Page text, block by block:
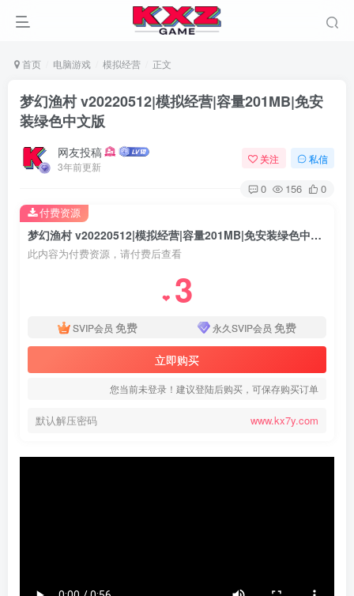
首页 电脑游戏 模拟经营 正文
梦幻渔村 v20220512|模拟经营|容量201MB|免安
装绿色中文版
网友投稿
3年前更新
关注 私信
0 156 0
梦幻渔村 v20220512|模拟经营|容量201MB|免安装绿色中文版
此内容为付费资源，请付费后查看
❤ 3
SVIP会员 免费 永久SVIP会员 免费
立即购买
您当前未登录！建议登陆后购买，可保存购买订单
默认解压密码 www.kx7y.com
付费资源